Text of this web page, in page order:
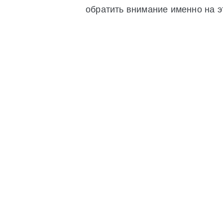
обратить внимание именно на